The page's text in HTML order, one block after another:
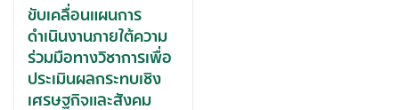
ขับเคลื่อนแผนการ
ดำเนินงานภายใต้ความ
ร่วมมือทางวิชาการเพื่อ
ประเมินผลกระทบเชิง
เศรษฐกิจและสังคม